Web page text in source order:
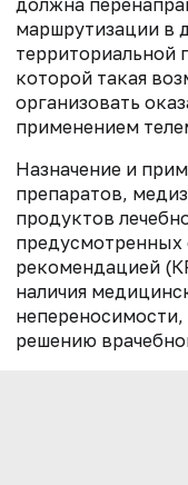
маршрутизации в
территориальной
которой такая
организовать
применением
Назначение и
препаратов,
продуктов
предусмотренных
рекомендацией
наличия
решению